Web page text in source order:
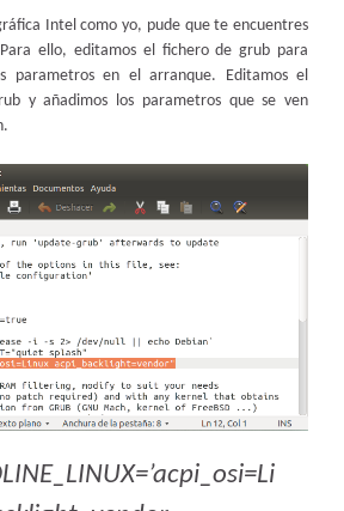
Intel como yo, pude que te encuentres
ello, editamos el fichero de grub para
parametros en el arranque. Editamos el
y añadimos los parametros que se ven